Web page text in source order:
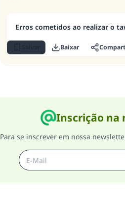
Erros cometidos ao realizar o
Baixar
Inscrição na
Para se inscrever em nossa